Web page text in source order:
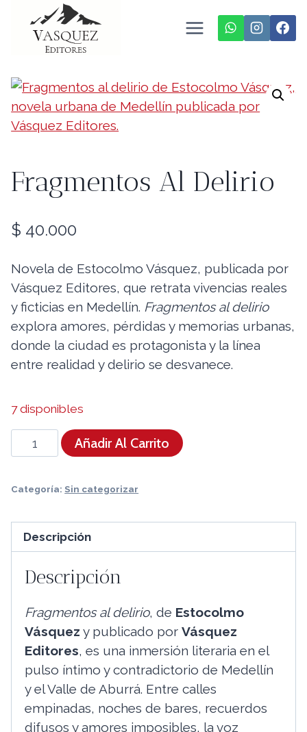
contenido
Fragmentos Al Delirio
$ 40.000
Novela de Estocolmo Vásquez, publicada por
Vásquez Editores, que retrata vivencias reales
y ficticias en Medellín. Fragmentos al delirio
explora amores, pérdidas y memorias urbanas,
donde la ciudad es protagonista y la línea
entre realidad y delirio se desvanece.
7 disponibles
Fragmentos
al
cantidad
Añadir Al Carrito
Categoría: Sin categorizar
Descripción
Descripción
Fragmentos al delirio, de Estocolmo
Vásquez y publicado porVásquez
Editores, es una inmersión literaria en el
pulso íntimo y contradictorio de Medellín
y el Valle de Aburrá. Entre calles
empinadas, noches de bares, recuerdos
difusos y amores imposibles, la voz